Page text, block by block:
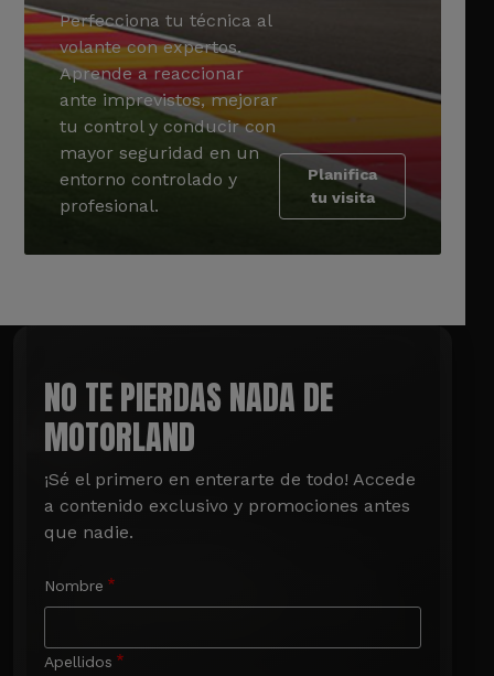
Perfecciona tu técnica al
volante con expertos.
Aprende a reaccionar
ante imprevistos, mejorar
tu control y conducir con
mayor seguridad en un
entorno controlado y
profesional.
Planifica
tu visita
NO TE PIERDAS NADA DE
MOTORLAND
¡Sé el primero en enterarte de todo! Accede
a contenido exclusivo y promociones antes
que nadie.
Nombre
Apellidos